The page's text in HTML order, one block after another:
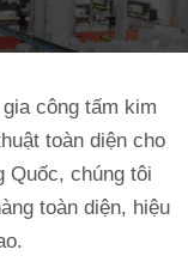
công tấm kim
toàn diện cho
Quốc, chúng tôi
toàn diện, hiệu